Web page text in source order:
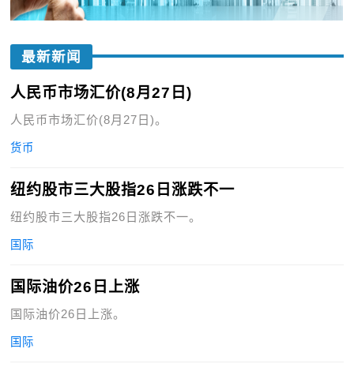
最新新闻
人民币市场汇价(8月27日)
人民币市场汇价(8月27日)。
货币
纽约股市三大股指26日涨跌不一
纽约股市三大股指26日涨跌不一。
国际
国际油价26日上涨
国际油价26日上涨。
国际